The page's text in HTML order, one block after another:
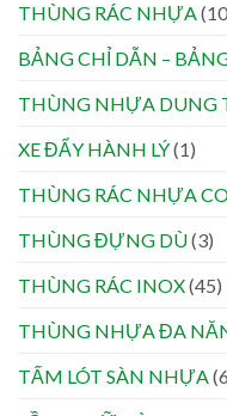
THÙNG RÁC NHỰA
BẢNG CHỈ DẪN –
THÙNG NHỰA DUNG
XE ĐẨY HÀNH LÝ(1)
THÙNG RÁC NHỰA
THÙNG ĐỰNG DÙ(3)
THÙNG RÁC INOX(45)
THÙNG NHỰA ĐA
TẤM LÓT SÀN NHỰA